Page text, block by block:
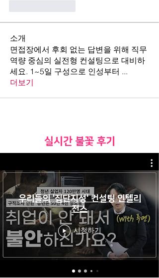
소개
면접장에서 후회 없는 답변을 위해 직무
역량 중심의 실전형 컨설팅으로 대비하
세요. 1~5일 구성으로 인성부터 ...
더보기
​실시간 불꽃 후기
우리들의 '집단지성' 컨설팅 인텔리
전스
시청하기